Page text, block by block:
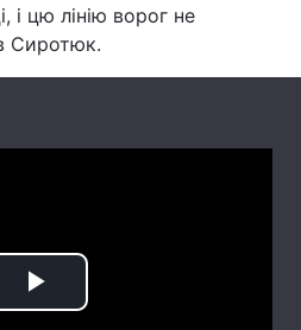
Регіони
і цю лінію ворог не
Сиротюк.
Play